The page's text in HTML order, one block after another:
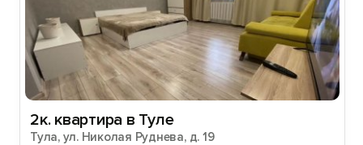
2к. квартира в Туле
Тула, ул. Николая Руднева, д. 19